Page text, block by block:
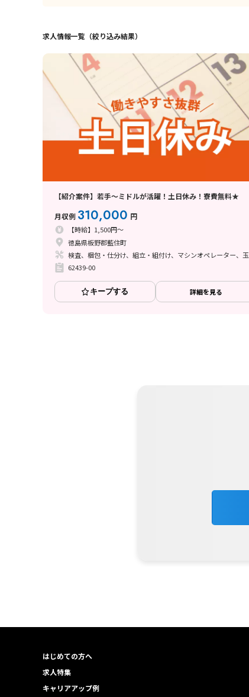
求人情報一覧（絞り込み結果）
【紹介案件】若手～ミドルが活躍！土日休み！寮費無料★
月収例 310,000 円
【時給】1,500円～
徳島県板野郡藍住町
62439-00
キープする 詳細を見る
はじめての方へ
求人特集
キャリアアップ例